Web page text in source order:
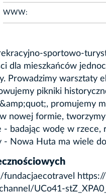
WWW:
sportowo-
dla mieszkańców
Prowadzimy warsztaty
pikniki
promujemy
nowej formie,
badając wodę w rzece,
- Nowa Huta ma wiele
UCo41-